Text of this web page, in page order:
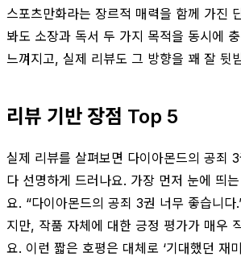
스포츠만화라는 장르적 매력을 함께 가진
봐도 소장과 독서 두 가지 목적을 동시에
느껴지고, 실제 리뷰도 그 방향을 꽤 잘 뒷
리뷰 기반 장점 Top 5
실제 리뷰를 살펴보면 다이아몬드의 공죄
다 선명하게 드러나요. 가장 먼저 눈에 띄
요. “다이아몬드의 공죄 3권 너무 좋습니다
지만, 작품 자체에 대한 긍정 평가가 매우
요. 이런 짧은 호평은 대체로 ‘기대했던 재